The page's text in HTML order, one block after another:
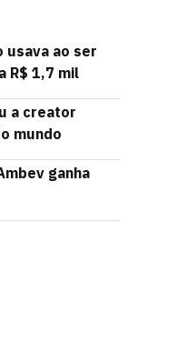
usava ao ser
R$ 1,7 mil
a creator
mundo
ganha